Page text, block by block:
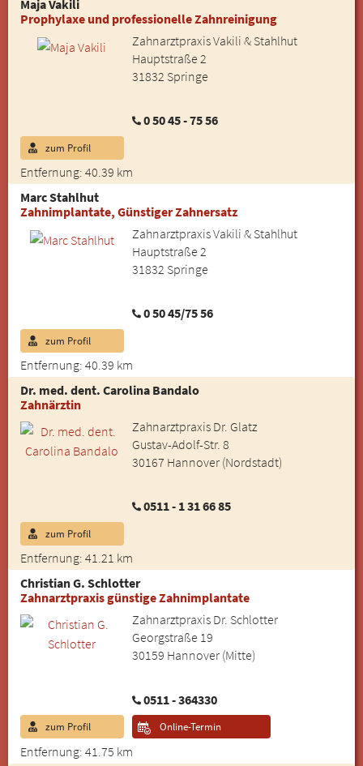
Maja Vakili
Prophylaxe und professionelle Zahnreinigung
Zahnarztpraxis Vakili & Stahlhut
Hauptstraße 2
31832 Springe
0 50 45 - 75 56
Entfernung: 40.39 km
zum Profil
Marc Stahlhut
Zahnimplantate, Günstiger Zahnersatz
Zahnarztpraxis Vakili & Stahlhut
Hauptstraße 2
31832 Springe
0 50 45/75 56
Entfernung: 40.39 km
zum Profil
Dr. med. dent. Carolina Bandalo
Zahnärztin
Zahnarztpraxis Dr. Glatz
Gustav-Adolf-Str. 8
30167 Hannover (Nordstadt)
0511 - 1 31 66 85
Entfernung: 41.21 km
zum Profil
Christian G. Schlotter
Zahnarztpraxis günstige Zahnimplantate
Zahnarztpraxis Dr. Schlotter
Georgstraße 19
30159 Hannover (Mitte)
0511 - 364330
Entfernung: 41.75 km
zum Profil Online-Termin